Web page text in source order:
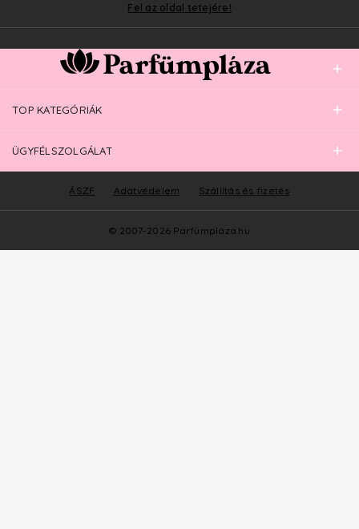
Fel az oldal tetejére!
TOP KATEGÓRIÁK
ÜGYFÉLSZOLGÁLAT
© 2007-2026 Parfümpláza.hu
ÁSZF Adatvédelem Szállítás és fizetés